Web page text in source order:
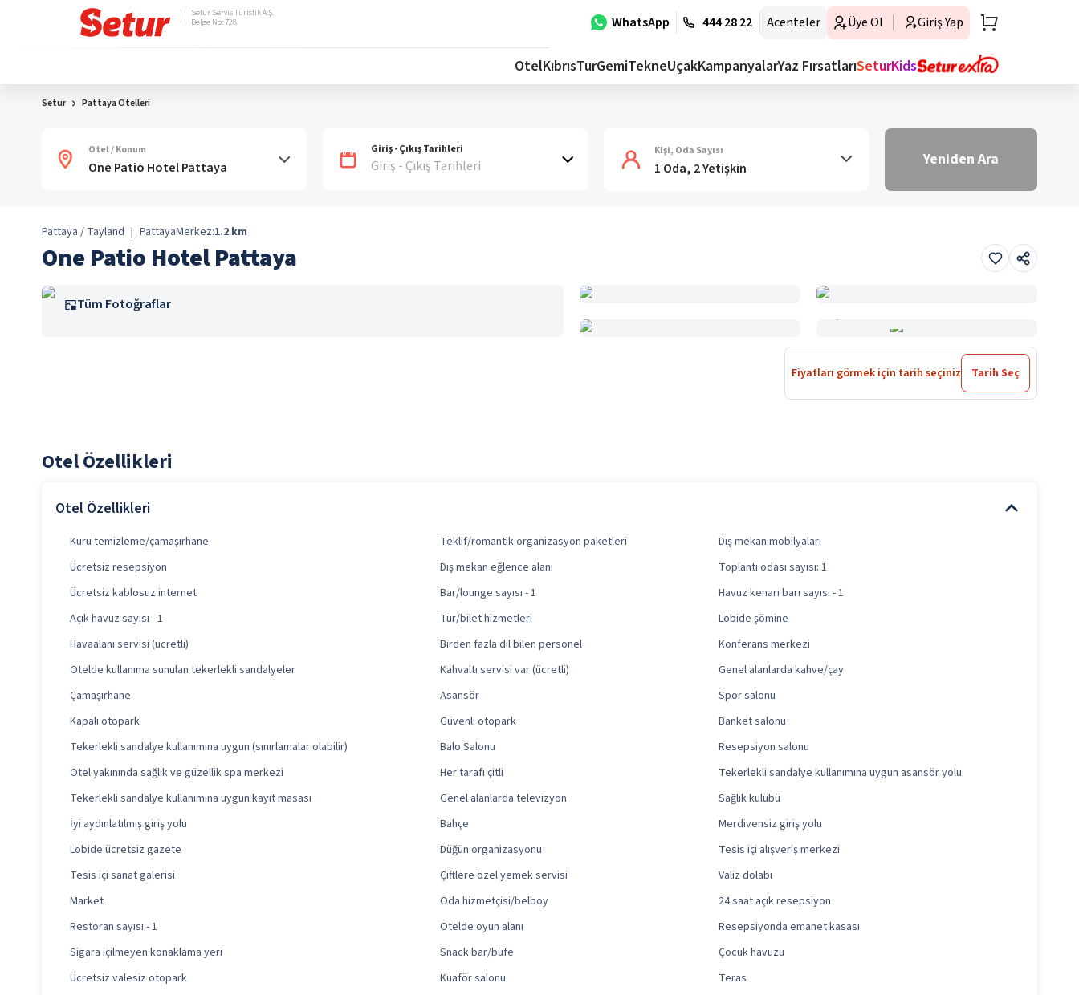
WhatsApp 444 28 22 Acenteler Üye Ol Giriş Yap
Setur Servis Turistik A.Ş.
Belge No: 728
OtelKıbrısTurGemiTekneUçakKampanyalarYaz FırsatlarıSeturKids
Setur Pattaya Otelleri
Otel / Konum Giriş - Çıkış Tarihleri
Giriş - Çıkış Tarihleri
Kişi, Oda Sayısı
1 Oda, 2 Yetişkin Yeniden Ara
Pattaya / Tayland | PattayaMerkez:1.2 km
One Patio Hotel Pattaya
Tüm Fotoğraflar
Fiyatları görmek için tarih seçiniz Tarih Seç
Otel Özellikleri
Otel Özellikleri
Kuru temizleme/çamaşırhane Teklif/romantik organizasyon paketleri
Dış mekan mobilyaları
Ücretsiz resepsiyon
Dış mekan eğlence alanı
Toplantı odası sayısı: 1
Ücretsiz kablosuz internet
Bar/lounge sayısı - 1
Havuz kenarı barı sayısı - 1
Açık havuz sayısı - 1
Tur/bilet hizmetleri
Lobide şömine
Havaalanı servisi (ücretli)
Birden fazla dil bilen personel
Konferans merkezi
Otelde kullanıma sunulan tekerlekli sandalyeler
Kahvaltı servisi var (ücretli)
Genel alanlarda kahve/çay
Çamaşırhane
Asansör
Spor salonu
Kapalı otopark
Güvenli otopark
Banket salonu
Tekerlekli sandalye kullanımına uygun (sınırlamalar olabilir)
Balo Salonu
Resepsiyon salonu
Otel yakınında sağlık ve güzellik spa merkezi
Her tarafı çitli
Tekerlekli sandalye kullanımına uygun asansör yolu
Tekerlekli sandalye kullanımına uygun kayıt masası
Genel alanlarda televizyon
Sağlık kulübü
İyi aydınlatılmış giriş yolu
Bahçe
Merdivensiz giriş yolu
Lobide ücretsiz gazete
Düğün organizasyonu
Tesis içi alışveriş merkezi
Tesis içi sanat galerisi
Çiftlere özel yemek servisi
Valiz dolabı
Market
Oda hizmetçisi/belboy
24 saat açık resepsiyon
Restoran sayısı - 1
Otelde oyun alanı
Resepsiyonda emanet kasası
Sigara içilmeyen konaklama yeri
Snack bar/büfe
Çocuk havuzu
Ücretsiz valesiz otopark
Kuaför salonu
Teras